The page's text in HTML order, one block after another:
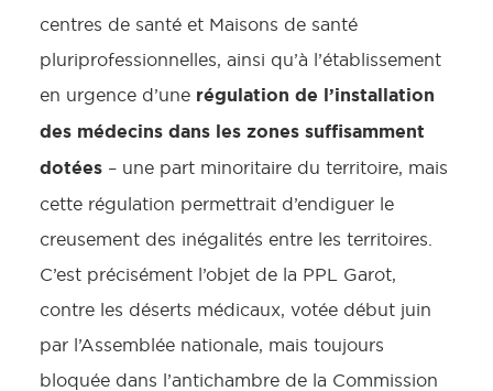
centres de santé et Maisons de santé
pluriprofessionnelles, ainsi qu’à l’établissement
en urgence d’une régulation de l’installation
des médecins dans les zones suffisamment
dotées – une part minoritaire du territoire, mais
cette régulation permettrait d’endiguer le
creusement des inégalités entre les territoires.
C’est précisément l’objet de la PPL Garot,
contre les déserts médicaux, votée début juin
par l’Assemblée nationale, mais toujours
bloquée dans l’antichambre de la Commission